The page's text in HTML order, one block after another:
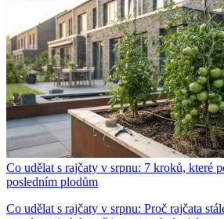
Co udělat s rajčaty v srpnu: 7 kroků, které
posledním plodům
Co udělat s rajčaty v srpnu: Proč rajčata